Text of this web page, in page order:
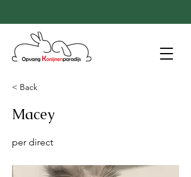
< Back
Macey
per direct